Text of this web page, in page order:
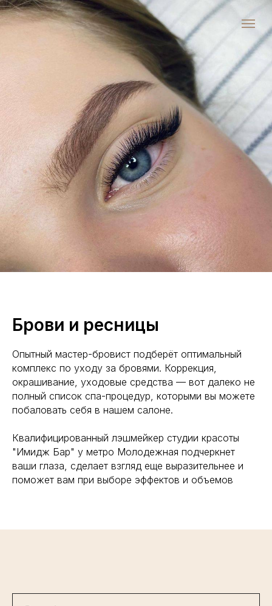
Брови и ресницы
Опытный мастер-бровист подберёт оптимальный
комплекс по уходу за бровями. Коррекция,
окрашивание, уходовые средства — вот далеко не
полный список спа-процедур, которыми вы можете
побаловать себя в нашем салоне.
Квалифицированный лэшмейкер студии красоты
"Имидж Бар" у метро Молодежная подчеркнет
ваши глаза, сделает взгляд еще выразительнее и
поможет вам при выборе эффектов и объемов